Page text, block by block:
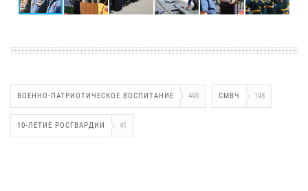
ВОЕННО-ПАТРИОТИЧЕСКОЕ ВОСПИТАНИЕ 490 СМВЧ 198
10-ЛЕТИЕ РОСГВАРДИИ 41